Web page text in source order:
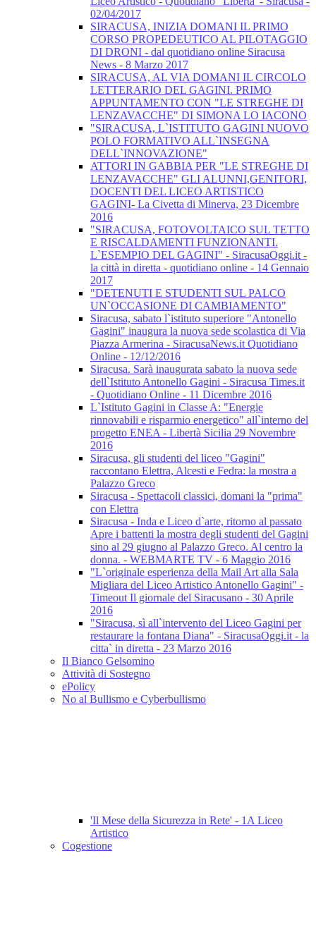
02/04/2017
SIRACUSA, INIZIA DOMANI IL PRIMO
CORSO PROPEDEUTICO AL PILOTAGGIO
DI DRONI - dal quotidiano online Siracusa
News - 8 Marzo 2017
SIRACUSA, AL VIA DOMANI IL CIRCOLO
LETTERARIO DEL GAGINI. PRIMO
APPUNTAMENTO CON "LE STREGHE DI
LENZAVACCHE" DI SIMONA LO IACONO
"SIRACUSA, L`ISTITUTO GAGINI NUOVO
POLO FORMATIVO ALL`INSEGNA
DELL`INNOVAZIONE"
ATTORI IN GABBIA PER "LE STREGHE DI
LENZAVACCHE" GLI ALUNNI,GENITORI,
DOCENTI DEL LICEO ARTISTICO
GAGINI- La Civetta di Minerva, 23 Dicembre
2016
"SIRACUSA, FOTOVOLTAICO SUL TETTO
E RISCALDAMENTI FUNZIONANTI.
L`ESEMPIO DEL GAGINI" - SiracusaOggi.it -
la città in diretta - quotidiano online - 14 Gennaio
2017
"DETENUTI E STUDENTI SUL PALCO
UN`OCCASIONE DI CAMBIAMENTO"
Siracusa, sabato l`istituto superiore "Antonello
Gagini" inaugura la nuova sede scolastica di Via
Piazza Armerina - SiracusaNews.it Quotidiano
Online - 12/12/2016
Siracusa. Sarà inaugurata sabato la nuova sede
dell`Istituto Antonello Gagini - Siracusa Times.it
- Quotidiano Online - 11 Dicembre 2016
L`Istituto Gagini in Classe A: "Energie
rinnovabili e risparmio energetico" all`interno del
progetto ENEA - Libertà Sicilia 29 Novembre
2016
Siracusa, gli studenti del liceo "Gagini"
raccontano Elettra, Alcesti e Fedra: la mostra a
Palazzo Greco
Siracusa - Spettacoli classici, domani la "prima"
con Elettra
Siracusa - Inda e Liceo d`arte, ritorno al passato
Apre i battenti la mostra degli studenti del Gagini
sino al 29 giugno al Palazzo Greco. Al centro la
donna. - WEBMARTE TV - 6 Maggio 2016
"L`originale esperienza della Mail Art alla Sala
Migliara del Liceo Artistico Antonello Gagini" -
Timeout Il giornale del Siracusano - 30 Aprile
2016
"Siracusa, sì all`intervento del Liceo Gagini per
restaurare la fontana Diana" - SiracusaOggi.it - la
citta` in diretta - 23 Marzo 2016
Il Bianco Gelsomino
Attività di Sostegno
ePolicy
No al Bullismo e Cyberbullismo
'Il Mese della Sicurezza in Rete' - 1A Liceo
Artistico
Cogestione